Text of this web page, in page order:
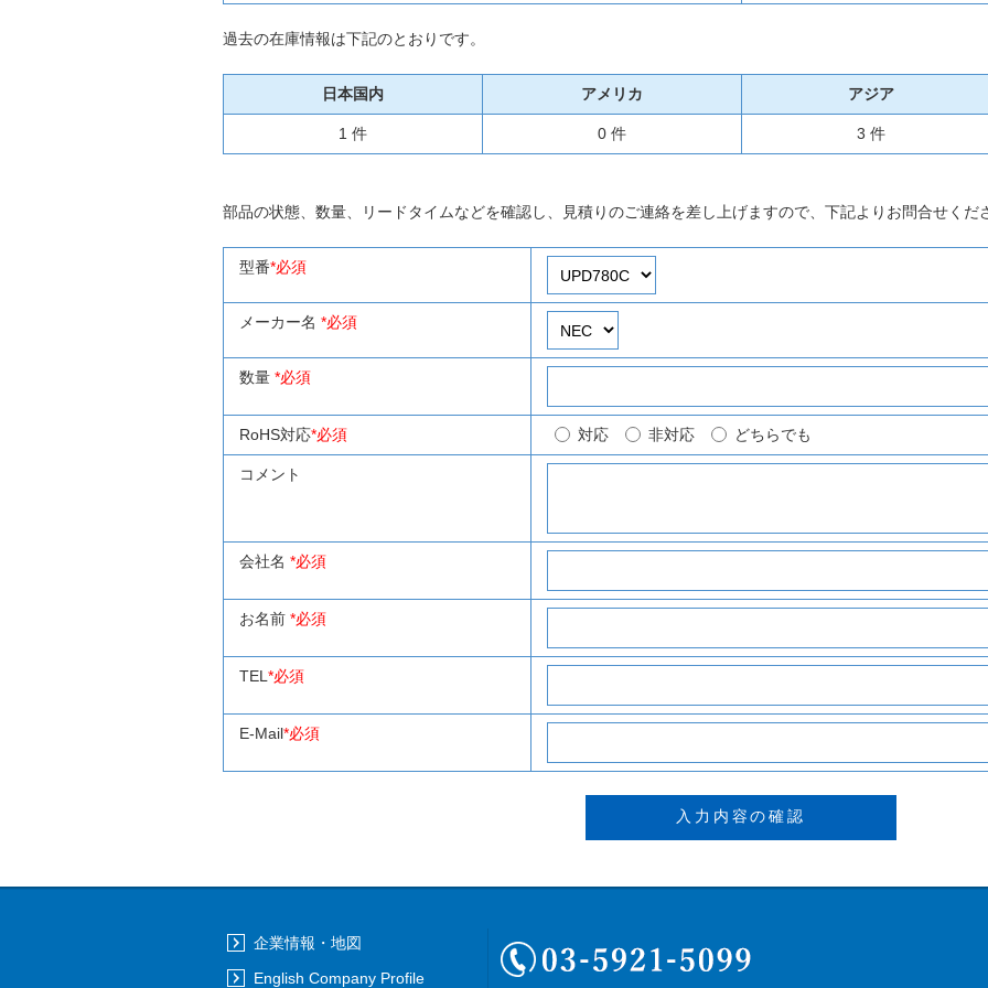
過去の在庫情報は下記のとおりです。
日本国内 アメリカ アジア
1 件 0 件 3 件
部品の状態、数量、リードタイムなどを確認し、見積りのご連絡を差し上げますので、下記よりお問合せくだ
型番*必須
メーカー名 *必須
数量 *必須
RoHS対応*必須 対応 非対応 どちらでも
コメント
会社名 *必須
お名前 *必須
TEL *必須
E-Mail*必須
企業情報・地図
English Company Profile